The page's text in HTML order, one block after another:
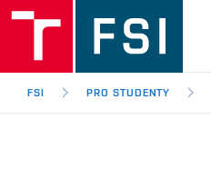
FSI PRO STUDENTY